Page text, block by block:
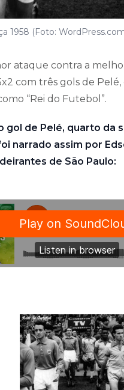
1958 (Foto:
ataque contra a
com três gols de
“Rei do Futebol”.
gol de Pelé, quarto da
narrado assim por
de São Paulo: